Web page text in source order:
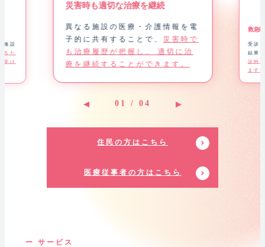
施設
るた
受け
災害時も適切な治療を継続
異なる施設の医療・介護情報を電
子的に共有することで、 災害時で
も治療履歴が把握し、 適切に治
療を継続することができます。
救急
受診
結果
診時
ます
01 / 04
住民の方はこちら
医療従事者の方はこちら
ー サービス